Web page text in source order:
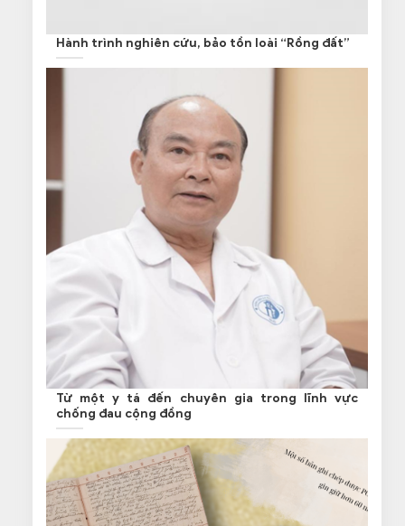
Hành trình nghiên cứu, bảo tồn loài “Rồng đất”
Từ một y tá đến chuyên gia trong lĩnh vực
chống đau cộng đồng